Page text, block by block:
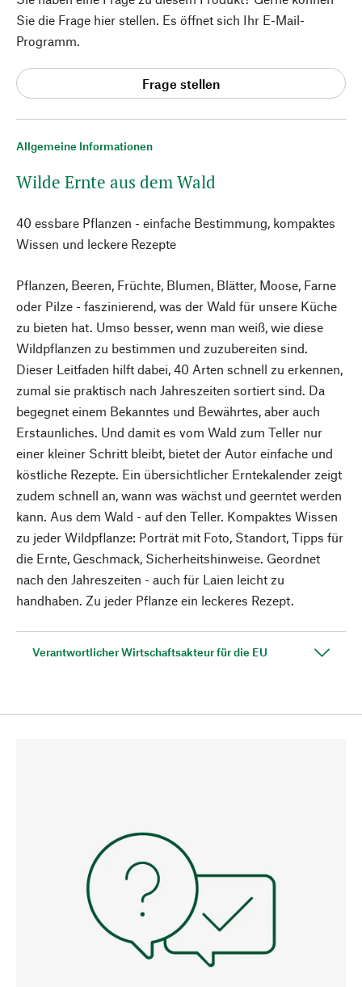
Allgemeine Informationen
Wilde Ernte aus dem Wald
40 essbare Pflanzen - einfache Bestimmung, kompaktes
Wissen und leckere Rezepte
Pflanzen, Beeren, Früchte, Blumen, Blätter, Moose, Farne
oder Pilze - faszinierend, was der Wald für unsere Küche
zu bieten hat. Umso besser, wenn man weiß, wie diese
Wildpflanzen zu bestimmen und zuzubereiten sind.
Dieser Leitfaden hilft dabei, 40 Arten schnell zu erkennen,
zumal sie praktisch nach Jahreszeiten sortiert sind. Da
begegnet einem Bekanntes und Bewährtes, aber auch
Erstaunliches. Und damit es vom Wald zum Teller nur
einer kleiner Schritt bleibt, bietet der Autor einfache und
köstliche Rezepte. Ein übersichtlicher Erntekalender zeigt
zudem schnell an, wann was wächst und geerntet werden
kann. Aus dem Wald - auf den Teller. Kompaktes Wissen
zu jeder Wildpflanze: Porträt mit Foto, Standort, Tipps für
die Ernte, Geschmack, Sicherheitshinweise. Geordnet
nach den Jahreszeiten - auch für Laien leicht zu
handhaben. Zu jeder Pflanze ein leckeres Rezept.
Verantwortlicher Wirtschaftsakteur für die EU
Sie die Frage hier stellen. Es öffnet sich Ihr E-Mail-
Programm.
Frage stellen